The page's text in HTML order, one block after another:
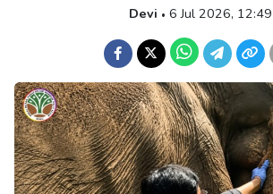
Devi • 6 Jul 2026, 12:49